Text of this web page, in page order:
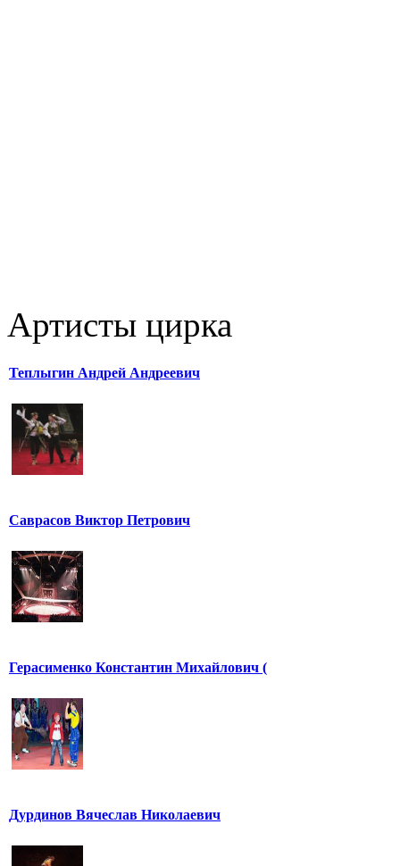
Артисты цирка
Теплыгин Андрей Андреевич
Саврасов Виктор Петрович
Герасименко Константин Михайлович (
Дурдинов Вячеслав Николаевич